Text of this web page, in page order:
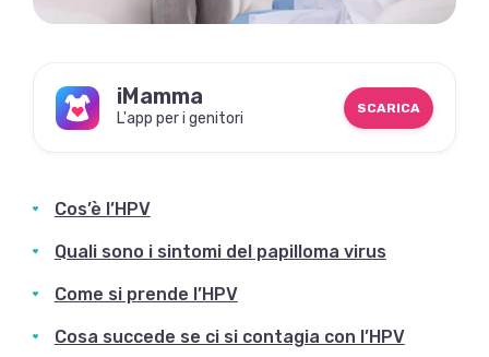
iMamma
L'app per i genitori
SCARICA
Cos’è l’HPV
Quali sono i sintomi del papilloma virus
Come si prende l’HPV
Cosa succede se ci si contagia con l’HPV